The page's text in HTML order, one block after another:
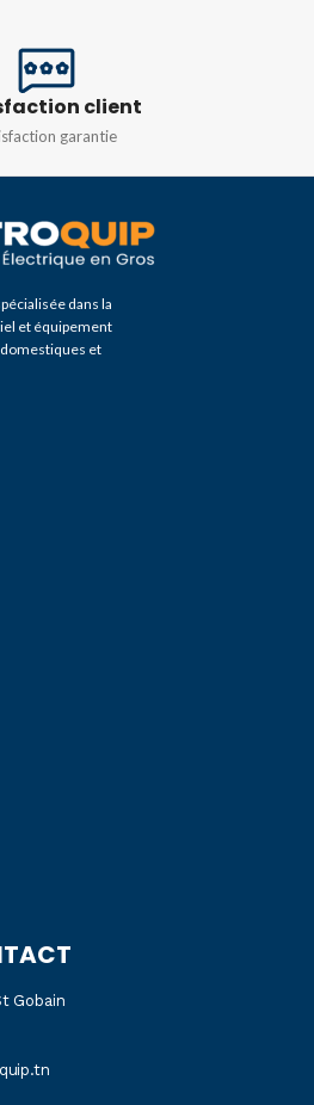
client
garantie
dans la
et équipement
et
Gobain